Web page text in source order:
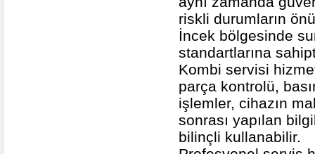
riskli durumların
İncek bölgesinde
standartlarına
Kombi servisi
parça kontrolü,
işlemler, cihazın
sonrası yapılan
bilinçli kullanabilir.